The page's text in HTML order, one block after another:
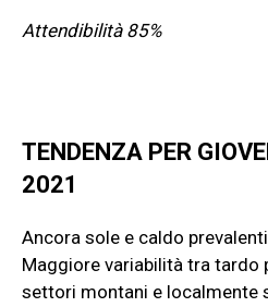
Attendibilità 85%
TENDENZA PER
2021
Ancora sole e caldo
Maggiore variabilità tra tardo
settori montani e localmente